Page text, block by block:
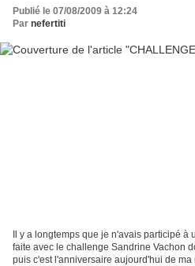
Publié le 07/08/2009 à 12:24
Par nefertiti
Il y a longtemps que je n'avais participé à
faite avec le challenge Sandrine Vachon
puis c'est l'anniversaire aujourd'hui de